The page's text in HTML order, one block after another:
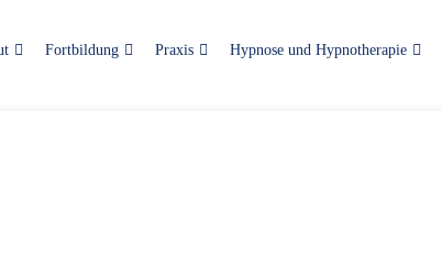
Fortbildung Praxis Hypnose und Hypnotherapie